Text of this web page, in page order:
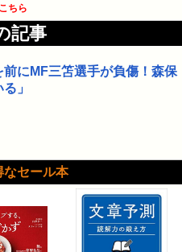
こちら
記事
前にMF三笘選手が負傷！森保
」
セール本